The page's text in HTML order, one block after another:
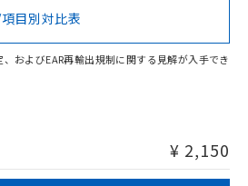
する可能性があります。
目別対比表
およびEAR再輸出規制に関する見解が入手でき
¥ 2,150